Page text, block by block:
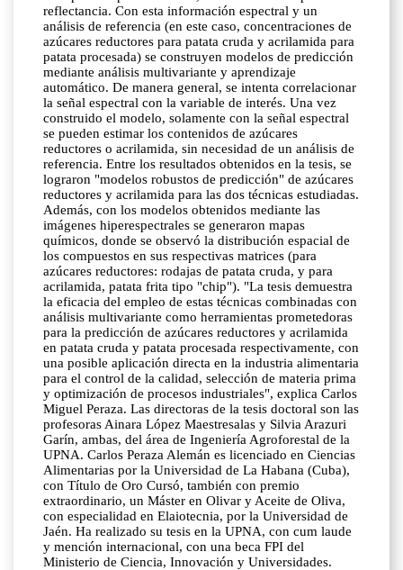
reflectancia. Con esta información espectral y un
análisis de referencia (en este caso, concentraciones de
azúcares reductores para patata cruda y acrilamida para
patata procesada) se construyen modelos de predicción
mediante análisis multivariante y aprendizaje
automático. De manera general, se intenta correlacionar
la señal espectral con la variable de interés. Una vez
construido el modelo, solamente con la señal espectral
se pueden estimar los contenidos de azúcares
reductores o acrilamida, sin necesidad de un análisis de
referencia. Entre los resultados obtenidos en la tesis, se
lograron "modelos robustos de predicción" de azúcares
reductores y acrilamida para las dos técnicas estudiadas.
Además, con los modelos obtenidos mediante las
imágenes hiperespectrales se generaron mapas
químicos, donde se observó la distribución espacial de
los compuestos en sus respectivas matrices (para
azúcares reductores: rodajas de patata cruda, y para
acrilamida, patata frita tipo "chip"). "La tesis demuestra
la eficacia del empleo de estas técnicas combinadas con
análisis multivariante como herramientas prometedoras
para la predicción de azúcares reductores y acrilamida
en patata cruda y patata procesada respectivamente, con
una posible aplicación directa en la industria alimentaria
para el control de la calidad, selección de materia prima
y optimización de procesos industriales", explica Carlos
Miguel Peraza. Las directoras de la tesis doctoral son las
profesoras Ainara López Maestresalas y Silvia Arazuri
Garín, ambas, del área de Ingeniería Agroforestal de la
UPNA. Carlos Peraza Alemán es licenciado en Ciencias
Alimentarias por la Universidad de La Habana (Cuba),
con Título de Oro Cursó, también con premio
extraordinario, un Máster en Olivar y Aceite de Oliva,
con especialidad en Elaiotecnia, por la Universidad de
Jaén. Ha realizado su tesis en la UPNA, con cum laude
y mención internacional, con una beca FPI del
Ministerio de Ciencia, Innovación y Universidades.